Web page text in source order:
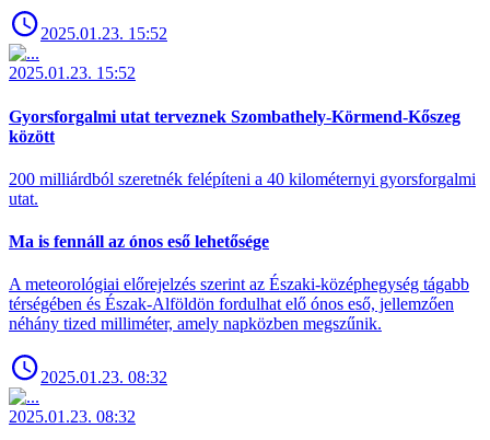
2025.01.23. 15:52
2025.01.23. 15:52
Gyorsforgalmi utat terveznek Szombathely-Körmend-Kőszeg
között
200 milliárdból szeretnék felépíteni a 40 kilométernyi gyorsforgalmi
utat.
Ma is fennáll az ónos eső lehetősége
A meteorológiai előrejelzés szerint az Északi-középhegység tágabb
térségében és Észak-Alföldön fordulhat elő ónos eső, jellemzően
néhány tized milliméter, amely napközben megszűnik.
2025.01.23. 08:32
2025.01.23. 08:32